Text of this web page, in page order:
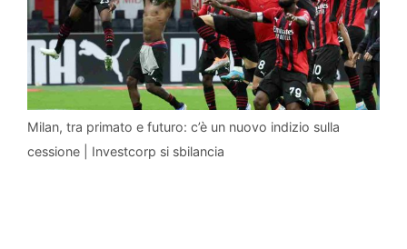
Milan, tra primato e futuro: c’è un nuovo indizio sulla
cessione | Investcorp si sbilancia